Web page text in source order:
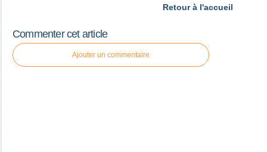
Retour à l'accueil
Commenter cet article
Ajouter un commentaire